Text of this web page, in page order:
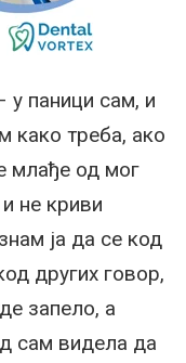
у паници сам, и
како треба, ако
млађе од мог
не криви
ја да се код
других говор,
запело, а
сам видела да